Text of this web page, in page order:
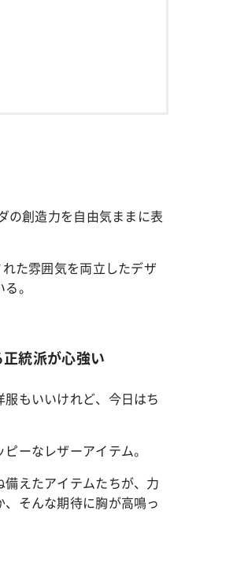
の創造力を自由気ままに表
た雰囲気を両立したデザ
。
統派が心強い
もいいけれど、今日はち
ーなレザーアイテム。
えたアイテムたちが、力
そんな期待に胸が高鳴っ
月23日～
カルチャー
【Dリーグ】Ray世代注目のプロ
ー」特集